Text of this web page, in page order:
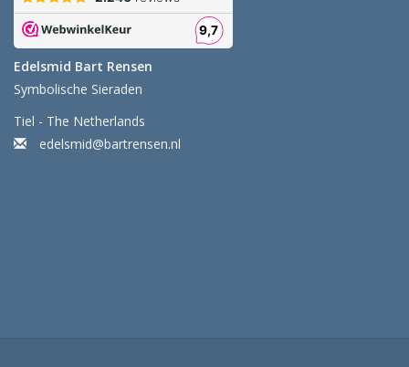
Edelsmid Bart Rensen
Symbolische Sieraden
Tiel - The Netherlands
edelsmid@bartrensen.nl